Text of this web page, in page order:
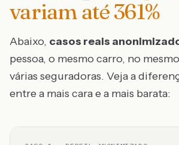
variam até361%
Abaixo, casos reais
pessoa, o mesmo carro, no
várias seguradoras. Veja a
entre a mais cara e a mais barata: